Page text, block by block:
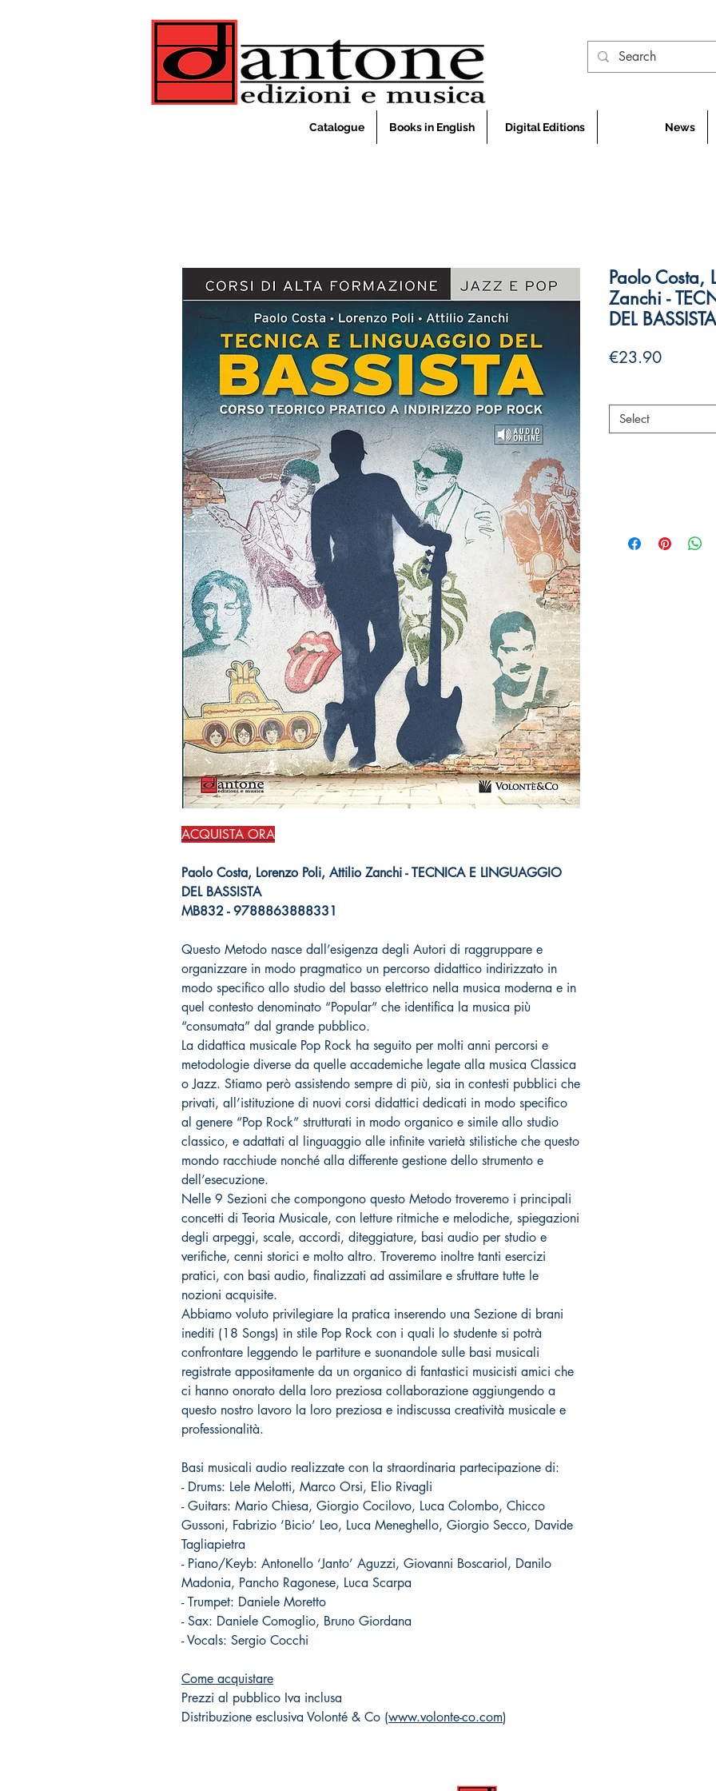
Catalogue Books in English Digital Editions News
ACQUISTA ORA
Paolo Costa, Lorenzo Poli, Attilio Zanchi - TECNICA E LINGUAGGIO
DEL BASSISTA
MB832 - 9788863888331
Questo Metodo nasce dall’esigenza degli Autori di raggruppare e
organizzare in modo pragmatico un percorso didattico indirizzato in
modo specifico allo studio del basso elettrico nella musica moderna e in
quel contesto denominato “Popular” che identifica la musica più
“consumata” dal grande pubblico.
La didattica musicale Pop Rock ha seguito per molti anni percorsi e
metodologie diverse da quelle accademiche legate alla musica Classica
o Jazz. Stiamo però assistendo sempre di più, sia in contesti pubblici che
privati, all’istituzione di nuovi corsi didattici dedicati in modo specifico
al genere “Pop Rock” strutturati in modo organico e simile allo studio
classico, e adattati al linguaggio alle infinite varietà stilistiche che questo
mondo racchiude nonché alla differente gestione dello strumento e
dell’esecuzione.
Nelle 9 Sezioni che compongono questo Metodo troveremo i principali
concetti di Teoria Musicale, con letture ritmiche e melodiche, spiegazioni
degli arpeggi, scale, accordi, diteggiature, basi audio per studio e
verifiche, cenni storici e molto altro. Troveremo inoltre tanti esercizi
pratici, con basi audio, finalizzati ad assimilare e sfruttare tutte le
nozioni acquisite.
Abbiamo voluto privilegiare la pratica inserendo una Sezione di brani
inediti (18 Songs) in stile Pop Rock con i quali lo studente si potrà
confrontare leggendo le partiture e suonandole sulle basi musicali
registrate appositamente da un organico di fantastici musicisti amici che
ci hanno onorato della loro preziosa collaborazione aggiungendo a
questo nostro lavoro la loro preziosa e indiscussa creatività musicale e
professionalità.
Basi musicali audio realizzate con la straordinaria partecipazione di:
- Drums: Lele Melotti, Marco Orsi, Elio Rivagli
- Guitars: Mario Chiesa, Giorgio Cocilovo, Luca Colombo, Chicco
Gussoni, Fabrizio ‘Bicio’ Leo, Luca Meneghello, Giorgio Secco, Davide
Tagliapietra
- Piano/Keyb: Antonello ‘Janto’ Aguzzi, Giovanni Boscariol, Danilo
Madonia, Pancho Ragonese, Luca Scarpa
- Trumpet: Daniele Moretto
- Sax: Daniele Comoglio, Bruno Giordana
- Vocals: Sergio Cocchi
Come acquistare
Prezzi al pubblico Iva inclusa
Distribuzione esclusiva Volonté & Co (www.volonte-co.com)
Paolo Costa,
Zanchi -
DEL BASSISTA
€23.90Price
Select
ISBN: